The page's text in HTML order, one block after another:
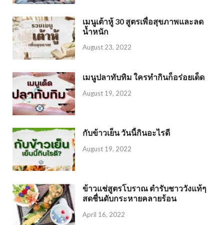
เมนูเต้าหู้ 30 สูตรเพื่อสุขภาพและลด
น้ำหนัก
August 23, 2022
เมนูปลาทับทิม ใครทำกินก็อร่อยเด็ด
August 19, 2022
กับข้าวเย็น วันนี้กินอะไรดี
August 19, 2022
ข้าวแช่สูตรโบราณ ตำรับชาววังแท้ๆ
สดชื่นดับกระหายคลายร้อน
April 16, 2022